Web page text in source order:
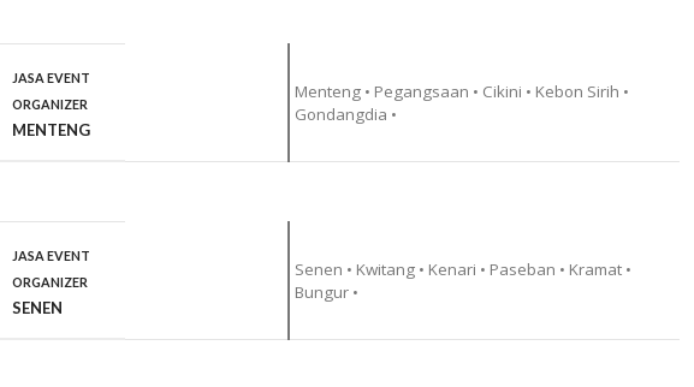
JASA EVENT
ORGANIZER
MENTENG
Menteng • Pegangsaan • Cikini • Kebon Sirih •
Gondangdia •
JASA EVENT
ORGANIZER
SENEN
Senen • Kwitang • Kenari • Paseban • Kramat •
Bungur •